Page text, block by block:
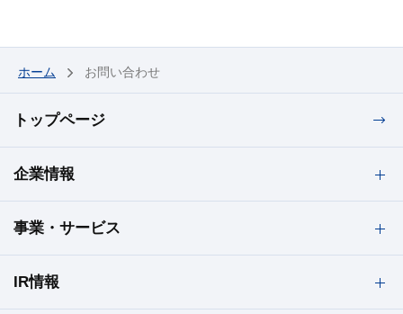
個人情報の安全管理について
取得した個人情報については、漏えい、滅失または毀
答後、取得した個人情報は当社内において削除しま
す。
針」
ホーム お問い合わせ
トップページ
企業情報
事業・サービス
IR情報